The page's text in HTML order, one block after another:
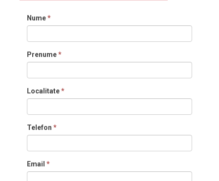
Nume*
Prenume*
Localitate*
Telefon *
Email *